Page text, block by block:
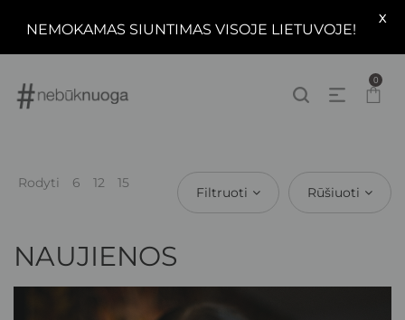
0
Rodyti 6 12 15
Filtruoti Rūšiuoti
NAUJIENOS
NEMOKAMAS SIUNTIMAS VISOJE LIETUVOJE!
X